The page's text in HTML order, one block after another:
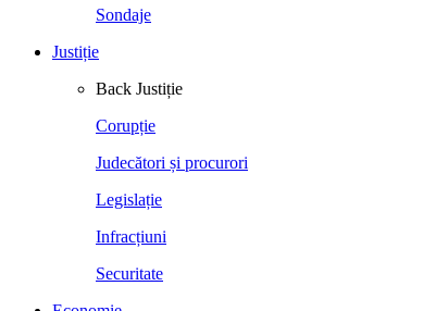
Sondaje
Justiție
Back Justiție
Corupție
Judecători și procurori
Legislație
Infracțiuni
Securitate